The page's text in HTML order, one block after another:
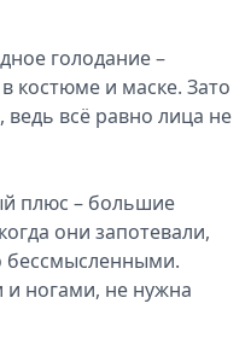
голодание –
костюме и маске. Зато
всё равно лица не
плюс – большие
они запотевали,
бессмысленными.
и ногами, не нужна